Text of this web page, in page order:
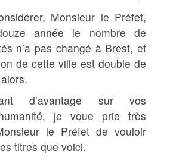
Monsieur le Préfet,
année le nombre de
n’a pas changé à Brest, et
de cette ville est double de
d’avantage sur vos
je voue prie très
le Préfet de vouloir
titres que voici.